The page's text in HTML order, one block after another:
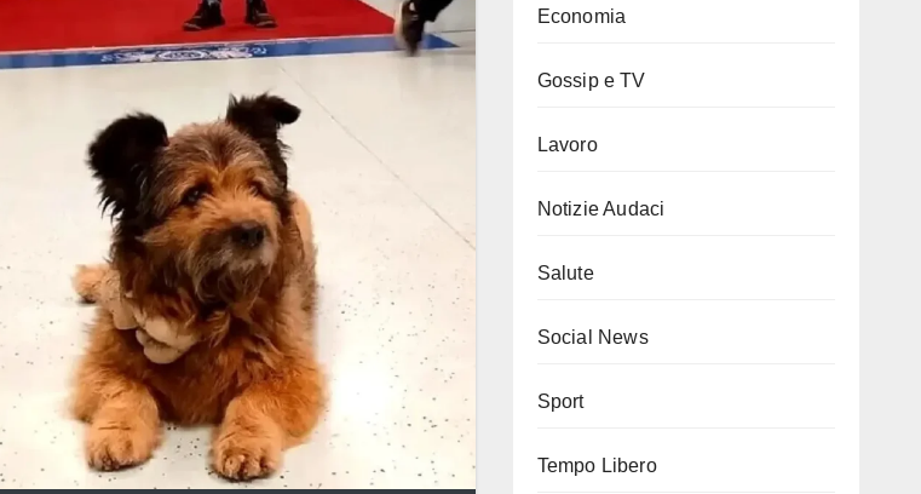
Economia
Gossip e TV
Lavoro
Notizie Audaci
Salute
Social News
Sport
Tempo Libero